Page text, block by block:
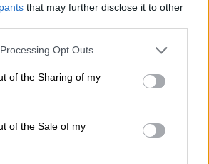
that may further disclose it to other
Opt Outs
of the Sharing of my
of the Sale of my
a un acuerdo para
paros de los